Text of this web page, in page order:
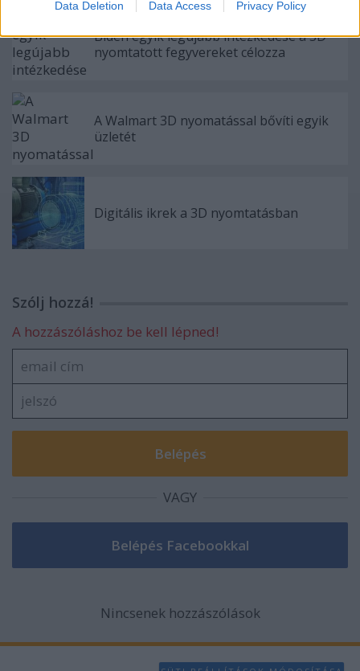
Data Deletion Data Access Privacy Policy
Biden egyik legújabb intézkedése a 3D
nyomtatott fegyvereket célozza
A Walmart 3D nyomatással bővíti egyik
üzletét
Digitális ikrek a 3D nyomtatásban
Szólj hozzá!
A hozzászóláshoz be kell lépned!
VAGY
Nincsenek hozzászólások